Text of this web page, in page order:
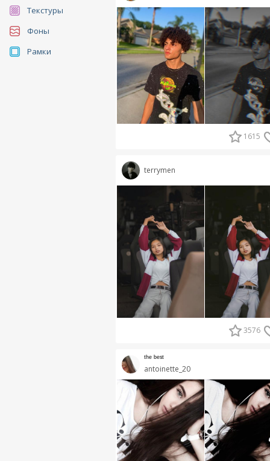
Текстуры
Фоны
Рамки
1615
terrymen
3576
antoinette_20
ᵗʰᵉ ᵇᵉˢᵗ